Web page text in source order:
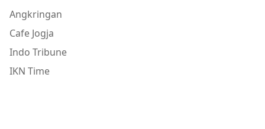
Angkringan
Cafe Jogja
Indo Tribune
IKN Time